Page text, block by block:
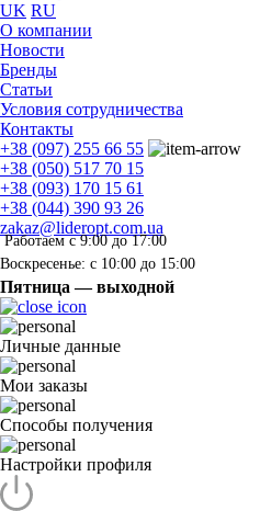
UK RU
О компании
Новости
Бренды
Статьи
Условия сотрудничества
Контакты
+38 (097) 255 66 55
+38 (050) 517 70 15
+38 (093) 170 15 61
+38 (044) 390 93 26
zakaz@lideropt.com.ua
Работаем с 9:00 до 17:00
Воскресенье: с 10:00 до 15:00
Пятница — выходной
Личные данные
Мои заказы
Способы получения
Настройки профиля